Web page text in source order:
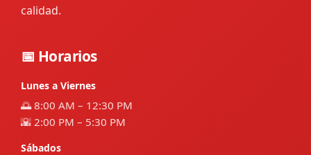
calidad.
📅 Horarios
Lunes a Viernes
🌅 8:00 AM – 12:30 PM
🌇 2:00 PM – 5:30 PM
Sábados